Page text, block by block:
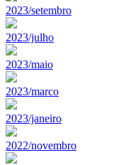
2023/setembro
2023/julho
2023/maio
2023/marco
2023/janeiro
2022/novembro